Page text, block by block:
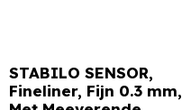
STABILO SENSOR,
Fineliner, Fijn 0.3 mm,